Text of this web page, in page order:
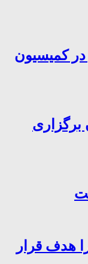
کمیسیون
برگزاری
هدف قرار